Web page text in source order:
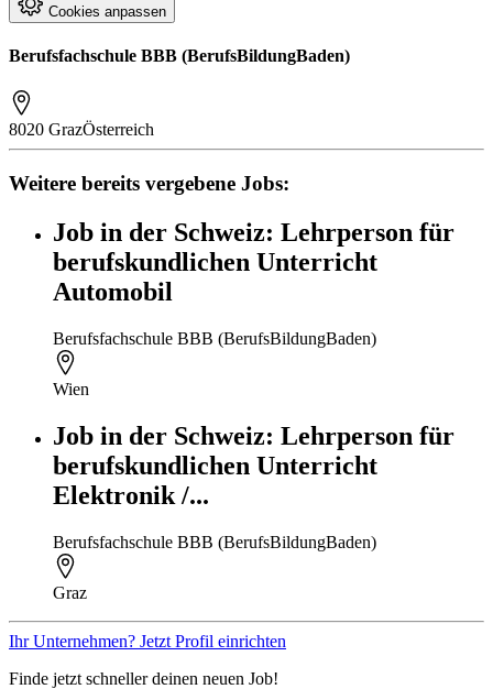
Cookies anpassen
Berufsfachschule BBB (BerufsBildungBaden)
8020 GrazÖsterreich
Weitere bereits vergebene Jobs:
Job in der Schweiz: Lehrperson für
berufskundlichen Unterricht
Automobil
Berufsfachschule BBB (BerufsBildungBaden)
Wien
Job in der Schweiz: Lehrperson für
berufskundlichen Unterricht
Elektronik /...
Berufsfachschule BBB (BerufsBildungBaden)
Graz
Ihr Unternehmen? Jetzt Profil einrichten
Finde jetzt schneller deinen neuen Job!